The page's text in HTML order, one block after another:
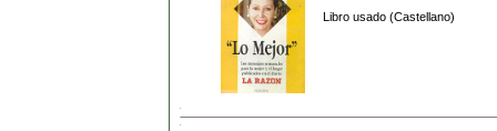
Libro usado (Castellano)